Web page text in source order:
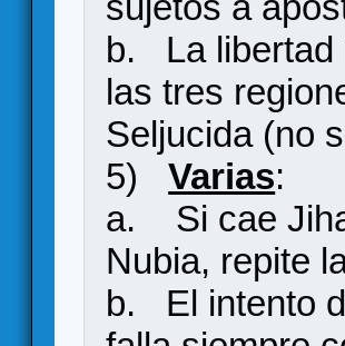
b. La libertad
las tres
Seljucida (no
5)Varias:
a. Si cae
Nubia, repite
b. El intento